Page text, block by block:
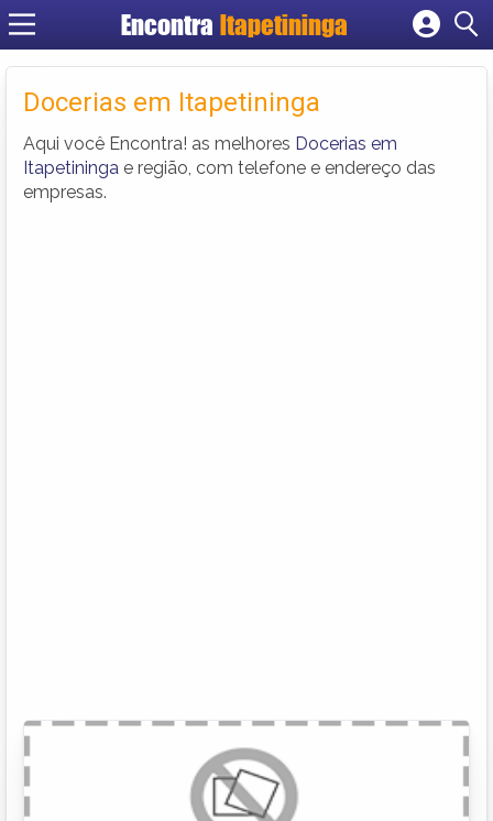
Encontra Itapetininga
Cadastrar empresa
Criar conta
Docerias em Itapetininga
Aqui você Encontra! as melhores Docerias em
Itapetininga e região, com telefone e endereço das
empresas.